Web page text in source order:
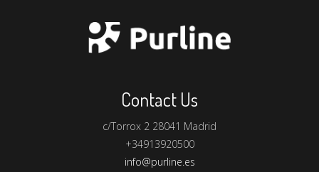
Contact Us
c/Torrox 2 28041 Madrid
+34913920500
info@purline.es